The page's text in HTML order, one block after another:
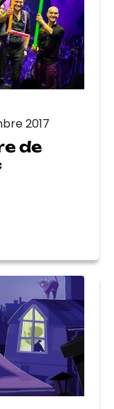
2017
de